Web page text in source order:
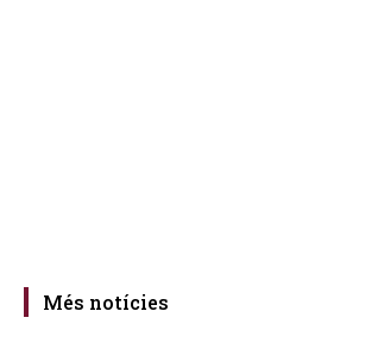
Més notícies